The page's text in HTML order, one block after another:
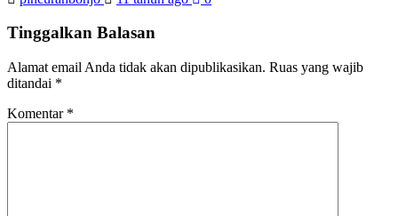
Tinggalkan Balasan
Alamat email Anda tidak akan dipublikasikan. Ruas yang wajib
ditandai *
Komentar *